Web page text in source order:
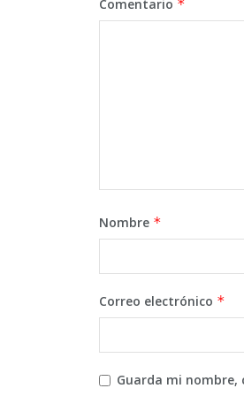
Comentario *
Nombre *
Correo electrónico *
Guarda mi nombre,